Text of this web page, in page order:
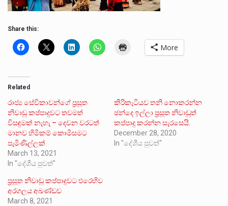
Share this:
More
Related
රාජ්‍ය සේවිකාවන්ගේ ප්‍රසූත
නිවාඩු කප්පාදුවට තවමත්
විසඳුමක් නැහැ – දෙවන වරටත්
මානව හිමිකම් කොමිසමට
පැමිණිල්ලක්
March 13, 2021
In "දේශීය පුවත්"
කිරිකැටියව තනි නොකරන්න
ඡන්දෙ ඉල්ලා ප්‍රසූත නිවාඩුත්
කප්පාදු කරන්න සැරසෙයි.
December 28, 2020
In "දේශීය පුවත්"
ප‍්‍රසූත නිවාඩු කප්පාදුවට එරෙහිව
අරගලය අඛණ්ඩව
March 8, 2021